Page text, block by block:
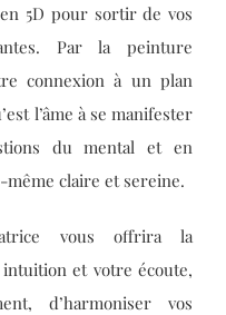
5D pour sortir de vos
Par la peinture
connexion à un plan
l’âme à se manifester
du mental et en
claire et sereine.
vous offrira la
et votre écoute,
d’harmoniser vos